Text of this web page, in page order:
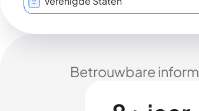
Betrouwbare